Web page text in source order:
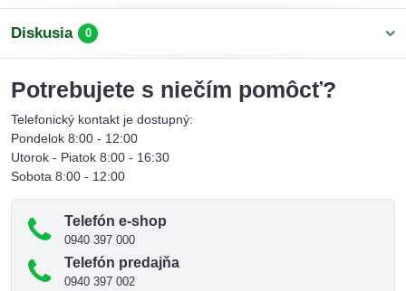
Diskusia 0
Potrebujete s niečím pomôcť?
Telefonický kontakt je dostupný:
Pondelok 8:00 - 12:00
Utorok - Piatok 8:00 - 16:30
Sobota 8:00 - 12:00
Telefón e-shop
0940 397 000
Telefón predajňa
0940 397 002